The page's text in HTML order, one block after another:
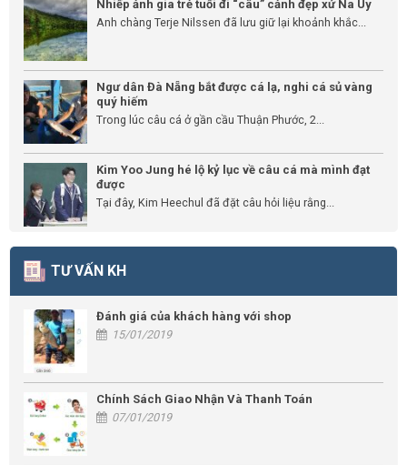
Nhiếp ảnh gia trẻ tuổi đi “câu” cảnh đẹp xứ Na Uy
Anh chàng Terje Nilssen đã lưu giữ lại khoảnh khắc...
Ngư dân Đà Nẵng bắt được cá lạ, nghi cá sủ vàng
quý hiếm
Trong lúc câu cá ở gần cầu Thuận Phước, 2...
Kim Yoo Jung hé lộ kỷ lục về câu cá mà mình đạt
được
Tại đây, Kim Heechul đã đặt câu hỏi liệu rằng...
TƯ VẤN KH
Đánh giá của khách hàng với shop
15/01/2019
Chính Sách Giao Nhận Và Thanh Toán
07/01/2019